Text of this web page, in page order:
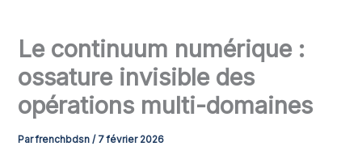
Le continuum numérique :
ossature invisible des
opérations multi-domaines
Parfrenchbdsn/ 7 février 2026